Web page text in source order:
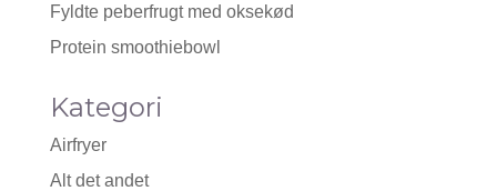
Fyldte peberfrugt med oksekød
Protein smoothiebowl
Kategori
Airfryer
Alt det andet